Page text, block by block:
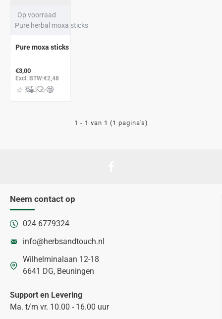
Op voorraad
Pure herbal moxa sticks
Pure moxa sticks
€3,00
Excl. BTW:€2,48
1 - 1 van 1 (1 pagina's)
Neem contact op
024 6779324
info@herbsandtouch.nl
Wilhelminalaan 12-18
6641 DG, Beuningen
Support en Levering
Ma. t/m vr. 10.00 - 16.00 uur